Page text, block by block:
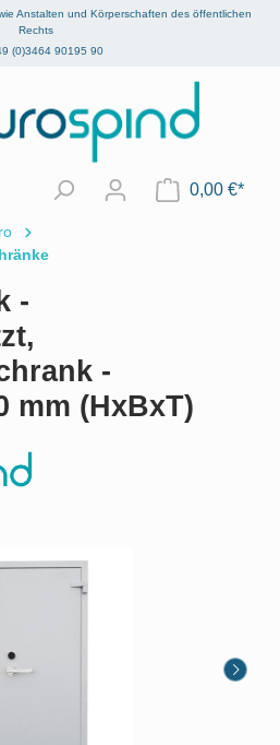
Anstalten und Körperschaften des öffentlichen
Rechts
(0)3464 90195 90
0,00 €*
-
-
mm (HxBxT)